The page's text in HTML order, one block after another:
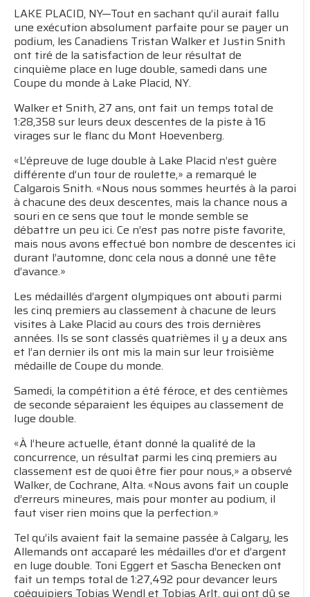
LAKE PLACID, NY—Tout en sachant qu’il aurait fallu
une exécution absolument parfaite pour se payer un
podium, les Canadiens Tristan Walker et Justin Snith
ont tiré de la satisfaction de leur résultat de
cinquième place en luge double, samedi dans une
Coupe du monde à Lake Placid, NY.
Walker et Snith, 27 ans, ont fait un temps total de
1:28,358 sur leurs deux descentes de la piste à 16
virages sur le flanc du Mont Hoevenberg.
«L’épreuve de luge double à Lake Placid n’est guère
différente d’un tour de roulette,» a remarqué le
Calgarois Snith. «Nous nous sommes heurtés à la paroi
à chacune des deux descentes, mais la chance nous a
souri en ce sens que tout le monde semble se
débattre un peu ici. Ce n’est pas notre piste favorite,
mais nous avons effectué bon nombre de descentes ici
durant l’automne, donc cela nous a donné une tête
d’avance.»
Les médaillés d’argent olympiques ont abouti parmi
les cinq premiers au classement à chacune de leurs
visites à Lake Placid au cours des trois dernières
années. Ils se sont classés quatrièmes il y a deux ans
et l’an dernier ils ont mis la main sur leur troisième
médaille de Coupe du monde.
Samedi, la compétition a été féroce, et des centièmes
de seconde séparaient les équipes au classement de
luge double.
«À l’heure actuelle, étant donné la qualité de la
concurrence, un résultat parmi les cinq premiers au
classement est de quoi être fier pour nous,» a observé
Walker, de Cochrane, Alta. «Nous avons fait un couple
d’erreurs mineures, mais pour monter au podium, il
faut viser rien moins que la perfection.»
Tel qu’ils avaient fait la semaine passée à Calgary, les
Allemands ont accaparé les médailles d’or et d’argent
en luge double. Toni Eggert et Sascha Benecken ont
fait un temps total de 1:27,492 pour devancer leurs
coéquipiers Tobias Wendl et Tobias Arlt, qui ont dû se